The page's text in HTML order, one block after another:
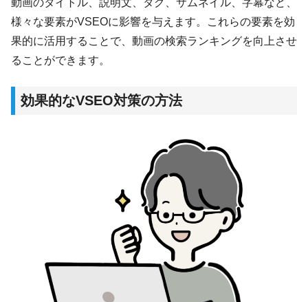
様々な要素がVSEOに影響を与えます。これらの要素を効
果的に活用することで、動画の検索ランキングを向上させ
ることができます。
効果的なVSEO対策の方法